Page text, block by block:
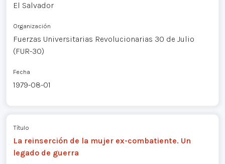
El Salvador
Organización
Fuerzas Universitarias Revolucionarias 30 de Julio
(FUR-30)
Fecha
1979-08-01
Título
La reinserción de la mujer ex-combatiente. Un
legado de guerra